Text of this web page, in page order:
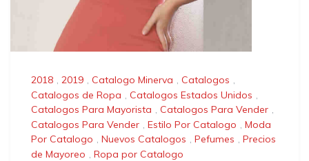
2018 , 2019 , Catalogo Minerva , Catalogos ,
Catalogos de Ropa , Catalogos Estados Unidos ,
Catalogos Para Mayorista , Catalogos Para Vender ,
Catalogos Para Vender , Estilo Por Catalogo , Moda
Por Catalogo , Nuevos Catalogos , Pefumes , Precios
de Mayoreo , Ropa por Catalogo